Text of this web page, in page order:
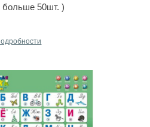
больше 50шт. )